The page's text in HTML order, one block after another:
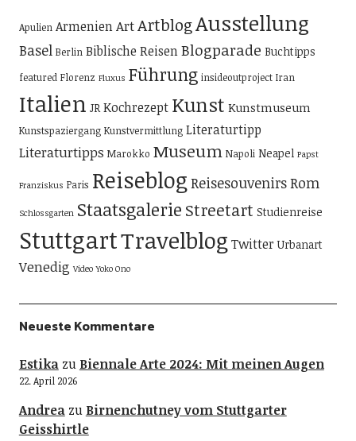
Apulien ArmenienArtArtblogAusstellung
Basel Berlin Biblische ReisenBlogparade Buchtipps
featured Florenz Fluxus Führung insideoutproject Iran
Italien JR Kochrezept Kunst Kunstmuseum
Kunstspaziergang Kunstvermittlung Literaturtipp
Literaturtipps Marokko Museum Napoli Neapel Papst
Franziskus Paris Reiseblog ReisesouvenirsRom
Schlossgarten Staatsgalerie Streetart Studienreise
StuttgartTravelblog Twitter Urbanart
Venedig Video Yoko Ono
Neueste Kommentare
Estikazu Biennale Arte 2024: Mit meinen Augen
22. April 2026
Andreazu Birnenchutney vom Stuttgarter
Geisshirtle